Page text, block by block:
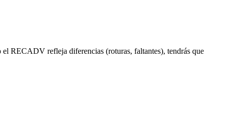
el RECADV refleja diferencias (roturas, faltantes), tendrás que